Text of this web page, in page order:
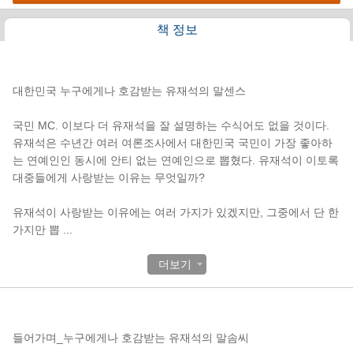
책 정보
대한민국 누구에게나 호감받는 유재석의 말센스
국민 MC. 이보다 더 유재석을 잘 설명하는 수식어도 없을 것이다.
유재석은 수년간 여러 여론조사에서 대한민국 국민이 가장 좋아하
는 연예인인 동시에 안티 없는 연예인으로 뽑혔다. 유재석이 이토록
대중들에게 사랑받는 이유는 무엇일까?
유재석이 사랑받는 이유에는 여러 가지가 있겠지만, 그중에서 단 한
가지만 뽑
더보기
들어가며_누구에게나 호감받는 유재석의 말솜씨